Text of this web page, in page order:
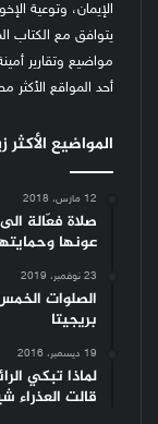
الإيمان، وتوعية
يتوافق مع الكتاب
مواضيع وتقارير
أحد المواقع الأكثر
المواضيع الأكثر
12 مارس، 2018
صلاة فعّالة
عونها
23 نوفمبر، 2019
الصلوات
بريجيتا
19 ديسمبر، 2016
لماذا تبكي
قالت العذراء